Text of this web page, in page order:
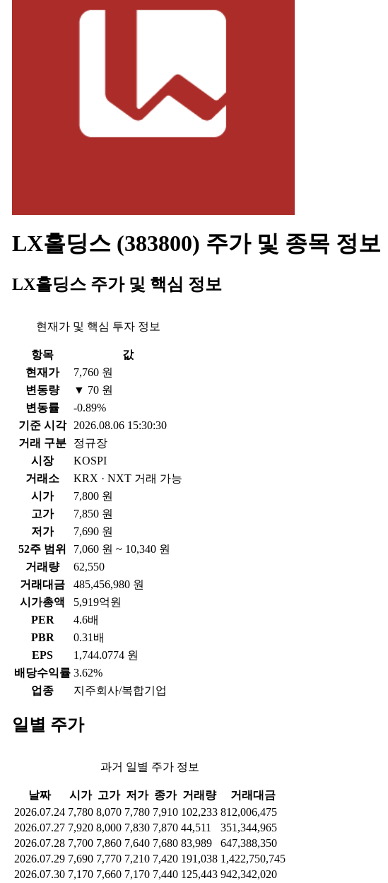
LX홀딩스 (383800) 주가 및 종목 정보
LX홀딩스 주가 및 핵심 정보
현재가 및 핵심 투자 정보
항목
값
현재가
7,760 원
변동량
▼ 70 원
변동률
-0.89%
기준 시각
2026.08.06 15:30:30
거래 구분
정규장
시장
KOSPI
거래소
KRX · NXT 거래 가능
시가
7,800 원
고가
7,850 원
저가
7,690 원
52주 범위
7,060 원 ~ 10,340 원
거래량
62,550
거래대금
485,456,980 원
시가총액
5,919억원
PER
4.6배
PBR
0.31배
EPS
1,744.0774 원
배당수익률 3.62%
업종
지주회사/복합기업
일별 주가
과거 일별 주가 정보
날짜 시가 고가 저가 종가 거래량
거래대금
2026.07.24 7,780 8,070 7,780 7,910 102,233 812,006,475
2026.07.27 7,920 8,000 7,830 7,870 44,511
351,344,965
2026.07.28 7,700 7,860 7,640 7,680 83,989
647,388,350
2026.07.29 7,690 7,770 7,210 7,420 191,038 1,422,750,745
2026.07.30 7,170 7,660 7,170 7,440 125,443 942,342,020